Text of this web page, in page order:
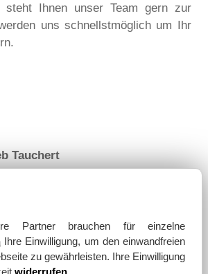
steht Ihnen unser Team gern zur
uns schnellstmöglich um Ihr
Tauchert
Straße 166
73 32 659
31 601
grabmale.de
Partner brauchen für einzelne
Ihre Einwilligung, um den einwandfreien
zu gewährleisten. Ihre Einwilligung